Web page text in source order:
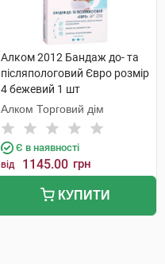
Алком 2012 Бандаж до- та
післяпологовий Євро розмір
4 бежевий 1 шт
Алком Торговий дім
Є в наявності
від 1145.00 грн
КУПИТИ